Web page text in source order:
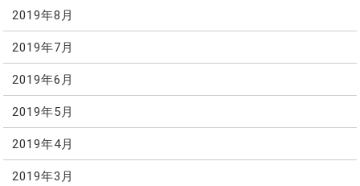
2019年8月
2019年7月
2019年6月
2019年5月
2019年4月
2019年3月